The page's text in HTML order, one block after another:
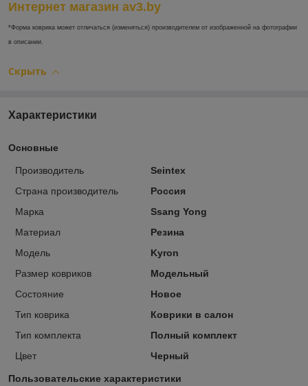
Интернет магазин av3.by
*Форма коврика может отличаться (изменяться) производителем от изображенной на фотографии
в описании.
Скрыть
Характеристики
Основные
Производитель
Seintex
Страна производитель
Россия
Марка
Ssang Yong
Материал
Резина
Модель
Kyron
Размер ковриков
Модельный
Состояние
Новое
Тип коврика
Коврики в салон
Тип комплекта
Полный комплект
Цвет
Черный
Пользовательские характеристики